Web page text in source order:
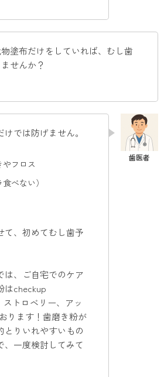
物塗布だけをしていれば、むし歯
せんか？
では防げません。
フロス
べない）
て、初めてむし歯予
は、ご自宅でのケア
はcheckup
トロベリー、アッ
ります！歯磨き粉が
とりいれやすいもの
、一度検討してみて